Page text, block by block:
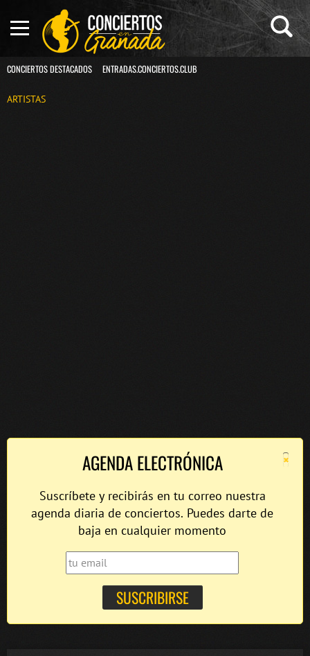
CONCIERTOS DESTACADOS ENTRADAS.CONCIERTOS.CLUB
ARTISTAS
×
AGENDA ELECTRÓNICA
Suscríbete y recibirás en tu correo nuestra
agenda diaria de conciertos. Puedes darte de
baja en cualquier momento